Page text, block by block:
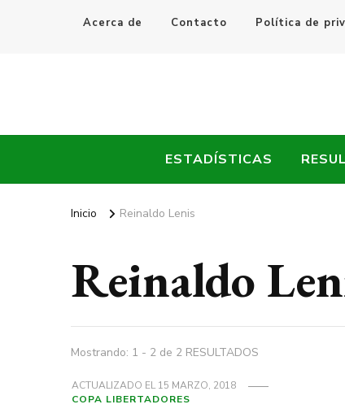
Acerca de Contacto Política de
Every Fútbol
ESTADÍSTICAS
Inicio Reinaldo Lenis
Reinaldo
Mostrando: 1 - 2 de 2 RESULTADOS
ACTUALIZADO EL15 MARZO, 2018
COPA LIBERTADORES